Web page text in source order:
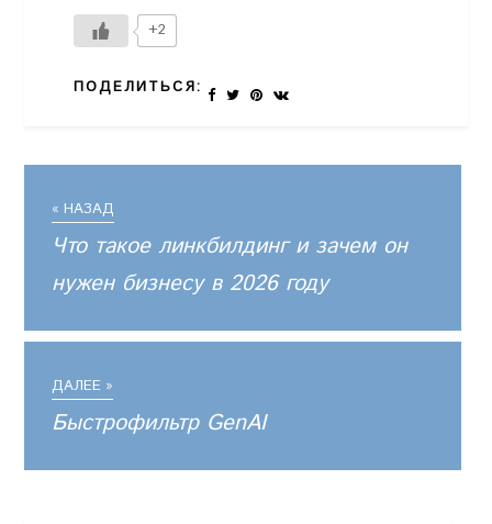
+2
ПОДЕЛИТЬСЯ:
« НАЗАД
Что такое линкбилдинг и зачем он
нужен бизнесу в 2026 году
ДАЛЕЕ »
Быстрофильтр GenAI